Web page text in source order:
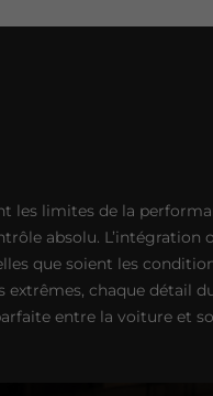
les limites de la
absolu.
que soient les
chaque détail
entre la voiture et